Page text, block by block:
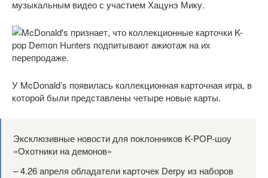
музыкальным видео с участием Хацунэ Мику.
У McDonald’s появилась коллекционная карточная игра, в
которой были представлены четыре новые карты.
Эксклюзивные новости для поклонников K-POP-шоу
«Охотники на демонов»
– 4.26 апреля обладатели карточек Derpy из наборов